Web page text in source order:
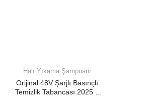
Halı Yıkama Şampuanı
Orijinal 48V Şarjlı Basınçlı
Temizlik Tabancası 2025 A